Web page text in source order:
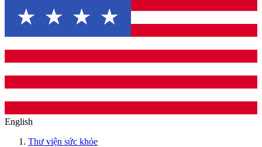
English
Thư viện sức khỏe